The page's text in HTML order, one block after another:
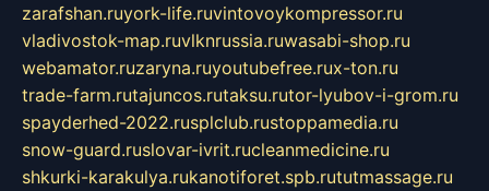
zarafshan.ruyork-life.ruvintovoykompressor.ru
vladivostok-map.ruvlknrussia.ruwasabi-shop.ru
webamator.ruzaryna.ruyoutubefree.rux-ton.ru
trade-farm.rutajuncos.rutaksu.rutor-lyubov-i-grom.ru
spayderhed-2022.rusplclub.rustoppamedia.ru
snow-guard.ruslovar-ivrit.rucleanmedicine.ru
shkurki-karakulya.rukanotiforet.spb.rututmassage.ru